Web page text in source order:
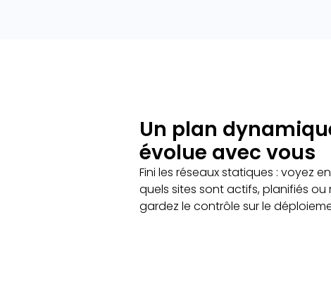
Un plan
évolue avec vous
Fini les réseaux statiques : voyez
quels sites sont actifs, planifiés ou
gardez le contrôle sur le